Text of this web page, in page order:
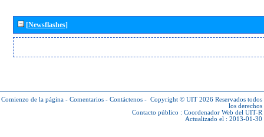
[Newsflashes]
Comienzo de la página - Comentarios - Contáctenos - Copyright © UIT 2026 Reservados todos
los derechos
Contacto público : Coordenador Web del UIT-R
Actualizado el : 2013-01-30